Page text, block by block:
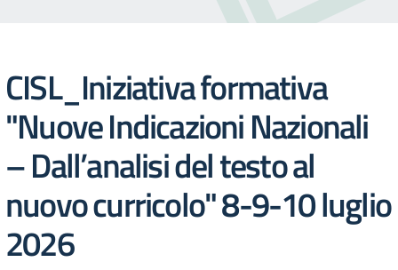
CISL_Iniziativa formativa
"Nuove Indicazioni Nazionali
– Dall’analisi del testo al
nuovo curricolo" 8-9-10 luglio
2026